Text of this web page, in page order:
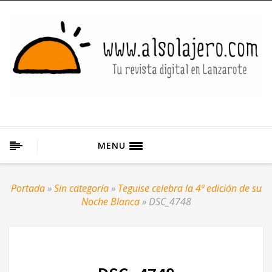
MENU
Portada»Sin categoría» Teguise celebra la 4ª edición de su
Noche Blanca» DSC_4748